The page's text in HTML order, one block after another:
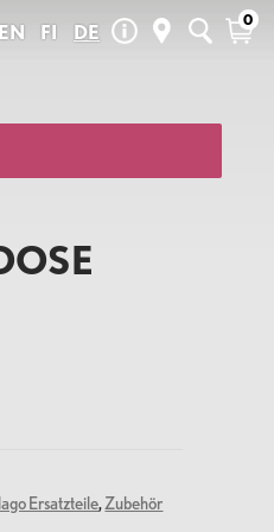
EN FI DE
0
Ersatzteile,Zubehör